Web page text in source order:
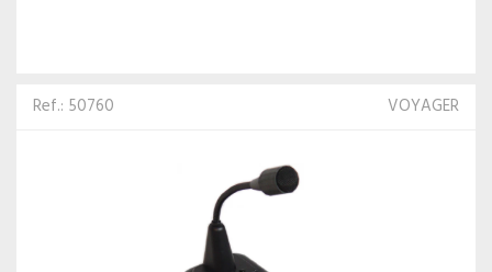
Ref.: 50760 VOYAGER